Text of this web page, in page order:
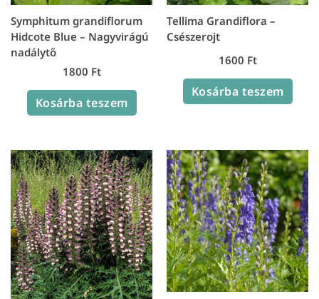
Symphitum grandiflorum
Hidcote Blue – Nagyvirágú
nadálytő
1800 Ft
Kosárba teszem
Tellima Grandiflora –
Csészerojt
1600 Ft
Kosárba teszem